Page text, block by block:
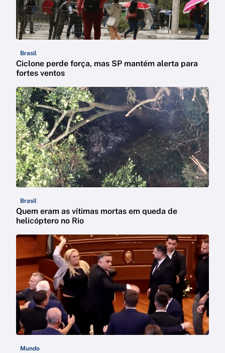
Brasil
Ciclone perde força, mas SP mantém alerta para
fortes ventos
Brasil
Quem eram as vítimas mortas em queda de
helicóptero no Rio
Mundo